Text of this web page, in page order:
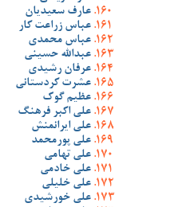
عارف سعیدیان
عباس زراعت کار
عباس محمدی
عبدالله حسینی
عرفان رشیدی
عشرت کردستانی
عظیم گوک
علی اکبر فرهنگ
علی ایرانمنش
علی پورمحمد
علی تهامی
علی خادمی
علی خلیلی
علی خورشیدی